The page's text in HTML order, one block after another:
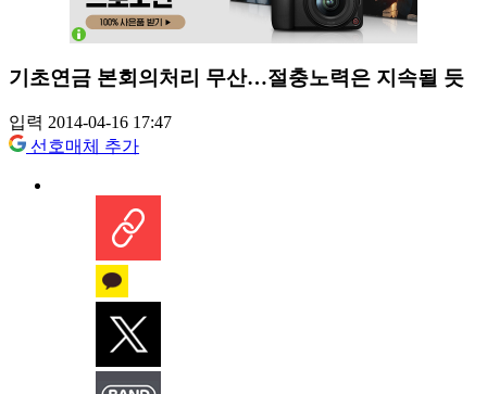
기초연금 본회의처리 무산…절충노력은 지속될 듯
입력 2014-04-16 17:47
선호매체 추가